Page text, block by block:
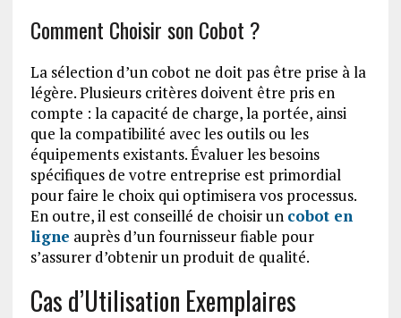
Comment Choisir son Cobot ?
La sélection d’un cobot ne doit pas être prise à la
légère. Plusieurs critères doivent être pris en
compte : la capacité de charge, la portée, ainsi
que la compatibilité avec les outils ou les
équipements existants. Évaluer les besoins
spécifiques de votre entreprise est primordial
pour faire le choix qui optimisera vos processus.
En outre, il est conseillé de choisir un cobot en
ligne auprès d’un fournisseur fiable pour
s’assurer d’obtenir un produit de qualité.
Cas d’Utilisation Exemplaires